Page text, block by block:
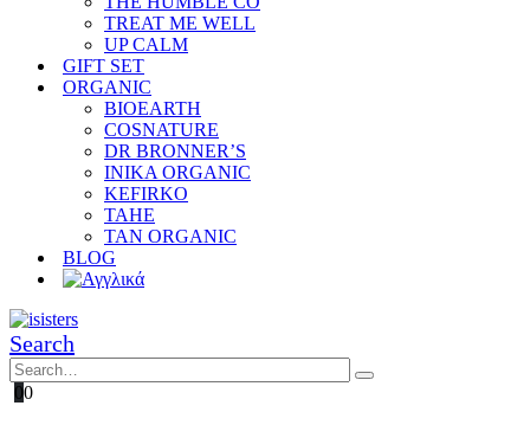
TREAT ME WELL
UP CALM
GIFT SET
ORGANIC
BIOEARTH
COSNATURE
DR BRONNER’S
INIKA ORGANIC
KEFIRKO
TAHE
TAN ORGANIC
BLOG
Search
00